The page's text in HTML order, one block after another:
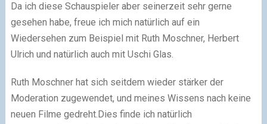
Da ich diese Schauspieler aber seinerzeit sehr gerne
gesehen habe, freue ich mich natürlich auf ein
Wiedersehen zum Beispiel mit Ruth Moschner, Herbert
Ulrich und natürlich auch mit Uschi Glas.
Ruth Moschner hat sich seitdem wieder stärker der
Moderation zugewendet, und meines Wissens nach keine
neuen Filme gedreht.Dies finde ich natürlich